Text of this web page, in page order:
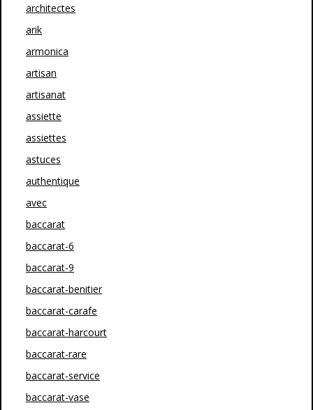
architectes
arik
armonica
artisan
artisanat
assiette
assiettes
astuces
authentique
avec
baccarat
baccarat-6
baccarat-9
baccarat-benitier
baccarat-carafe
baccarat-harcourt
baccarat-rare
baccarat-service
baccarat-vase